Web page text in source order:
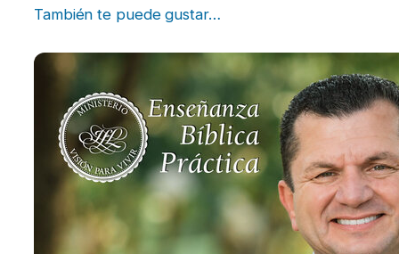
También te puede gustar…